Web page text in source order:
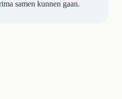
samen kunnen gaan.